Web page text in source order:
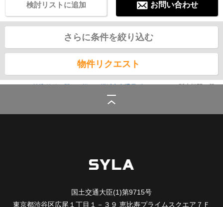
お問い合わせ
検討リストに追加
さらに条件を絞り込む
物件リクエスト
国土交通大臣(1)第9715号
東京都渋谷区広尾１丁目１－３９ 恵比寿プライムスクエア７Ｆ